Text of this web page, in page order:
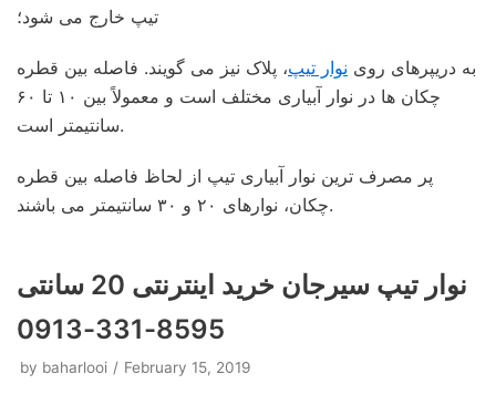
تیپ خارج می شود؛
به دریپرهای روی نوار تیپ، پلاک نیز می گویند. فاصله بین قطره
چکان ها در نوار آبیاری مختلف است و معمولاً بین ۱۰ تا ۶۰
سانتیمتر است.
پر مصرف ترین نوار آبیاری تیپ از لحاظ فاصله بین قطره
چکان، نوارهای ۲۰ و ۳۰ سانتیمتر می باشند.
نوار تیپ سیرجان خرید اینترنتی 20 سانتی
8595-331-0913
by baharlooi February 15, 2019